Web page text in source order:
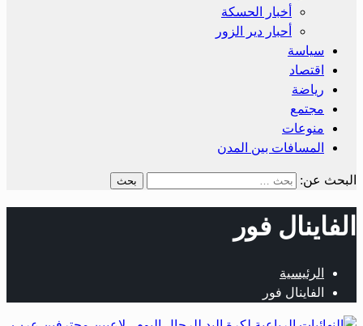
أخبار الحسكة
أحبار دير الزور
سياسة
اقتصاد
رياضة
مجتمع
منوعات
المسافات بين المدن
البحث عن:
الفاينال فور
الرئيسية
الفاينال فور